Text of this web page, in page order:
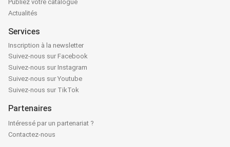
Publiez votre catalogue
Actualités
Services
Inscription à la newsletter
Suivez-nous sur Facebook
Suivez-nous sur Instagram
Suivez-nous sur Youtube
Suivez-nous sur TikTok
Partenaires
Intéressé par un partenariat ?
Contactez-nous